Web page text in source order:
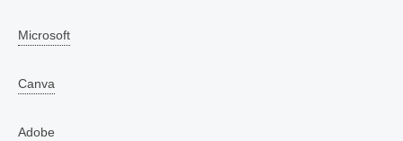
Microsoft
Canva
Adobe